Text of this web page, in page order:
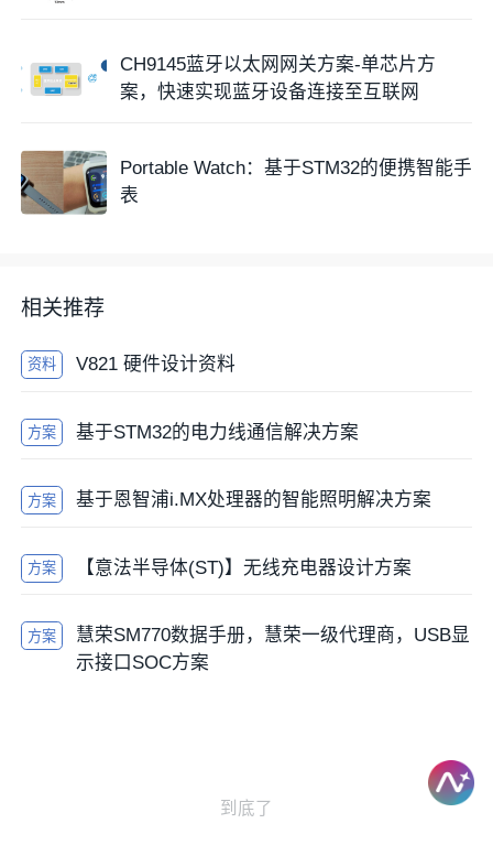
CH9145蓝牙以太网网关方案-单芯片方
案，快速实现蓝牙设备连接至互联网
Portable Watch：基于STM32的便携智能手
表
相关推荐
资料 V821 硬件设计资料
方案 基于STM32的电力线通信解决方案
方案 基于恩智浦i.MX处理器的智能照明解决方案
方案 【意法半导体(ST)】无线充电器设计方案
方案
慧荣SM770数据手册，慧荣一级代理商，USB显
示接口SOC方案